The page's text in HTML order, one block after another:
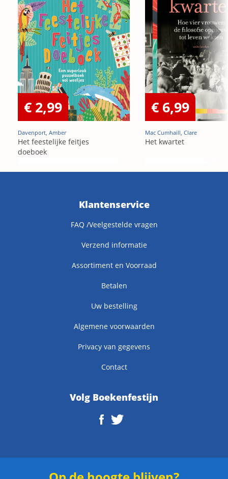
€ 2,99
Davenport, Amber
Het feestelijke feitjes
doeboek
€ 6,99
Mac Cumhaill, Clare
Het kwartet
Klantenservice
FAQ /Veelgestelde vragen
Verzend informatie
Assortiment en Voorraad
Betalen
Uw bestelling
Algemene voorwaarden
Privacy van gegevens
Contact
Volg Boekenfestijn